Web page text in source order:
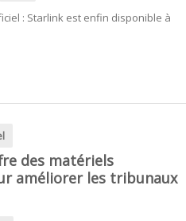
: Starlink est enfin disponible à
des matériels
améliorer les tribunaux